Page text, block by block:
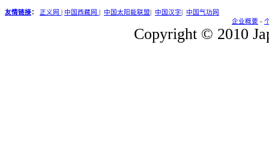
友情链接： 正义网 中国西藏网 中国太阳能联盟 中国汉字
中国气功网
企业概要 -
Copyright © 2010